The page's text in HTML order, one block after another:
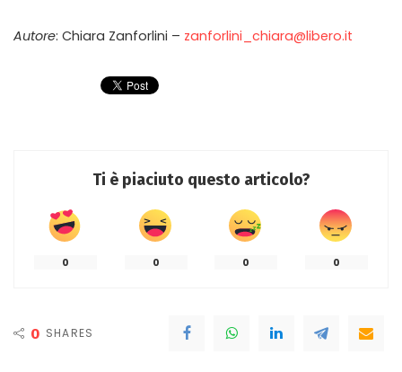
Autore: Chiara Zanforlini – zanforlini_chiara@libero.it
Ti è piaciuto questo articolo?
0 0 0 0
0 SHARES